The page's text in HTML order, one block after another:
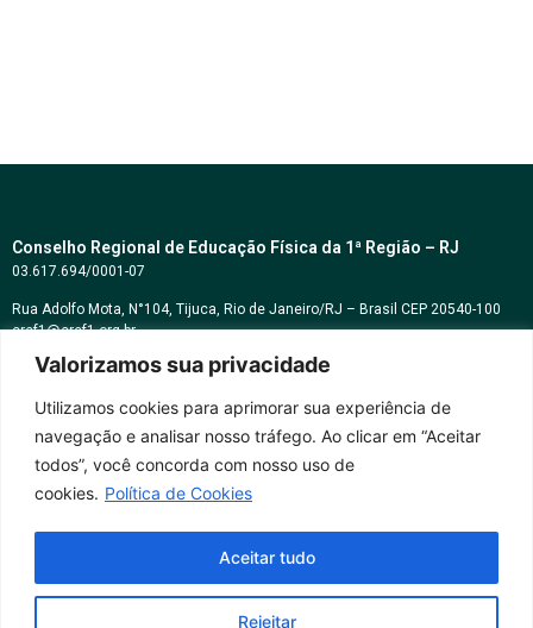
Valorizamos sua privacidade
Utilizamos cookies para aprimorar sua experiência de
navegação e analisar nosso tráfego. Ao clicar em “Aceitar
todos”, você concorda com nosso uso de
cookies. Política de Cookies
Rejeitar
Aceitar tudo
Conselho Regional de Educação Física da 1ª Região – RJ
03.617.694/0001-07
Rua Adolfo Mota, N°104, Tijuca, Rio de Janeiro/RJ – Brasil CEP 20540-100
cref1@cref1.org.br
Assessoria de comunicação:
Horários de atendimento:
Whatsapp: (21) 2569-2398